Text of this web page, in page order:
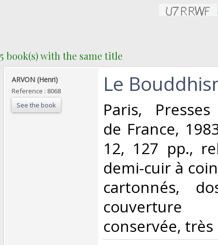
5 book(s) with the same title
‎ARVON (Henri)‎
Reference : 8068
See the book
‎Le
‎Paris,
de France,
12, 127 pp.,
demi-cuir à
cartonnés,
conservée,